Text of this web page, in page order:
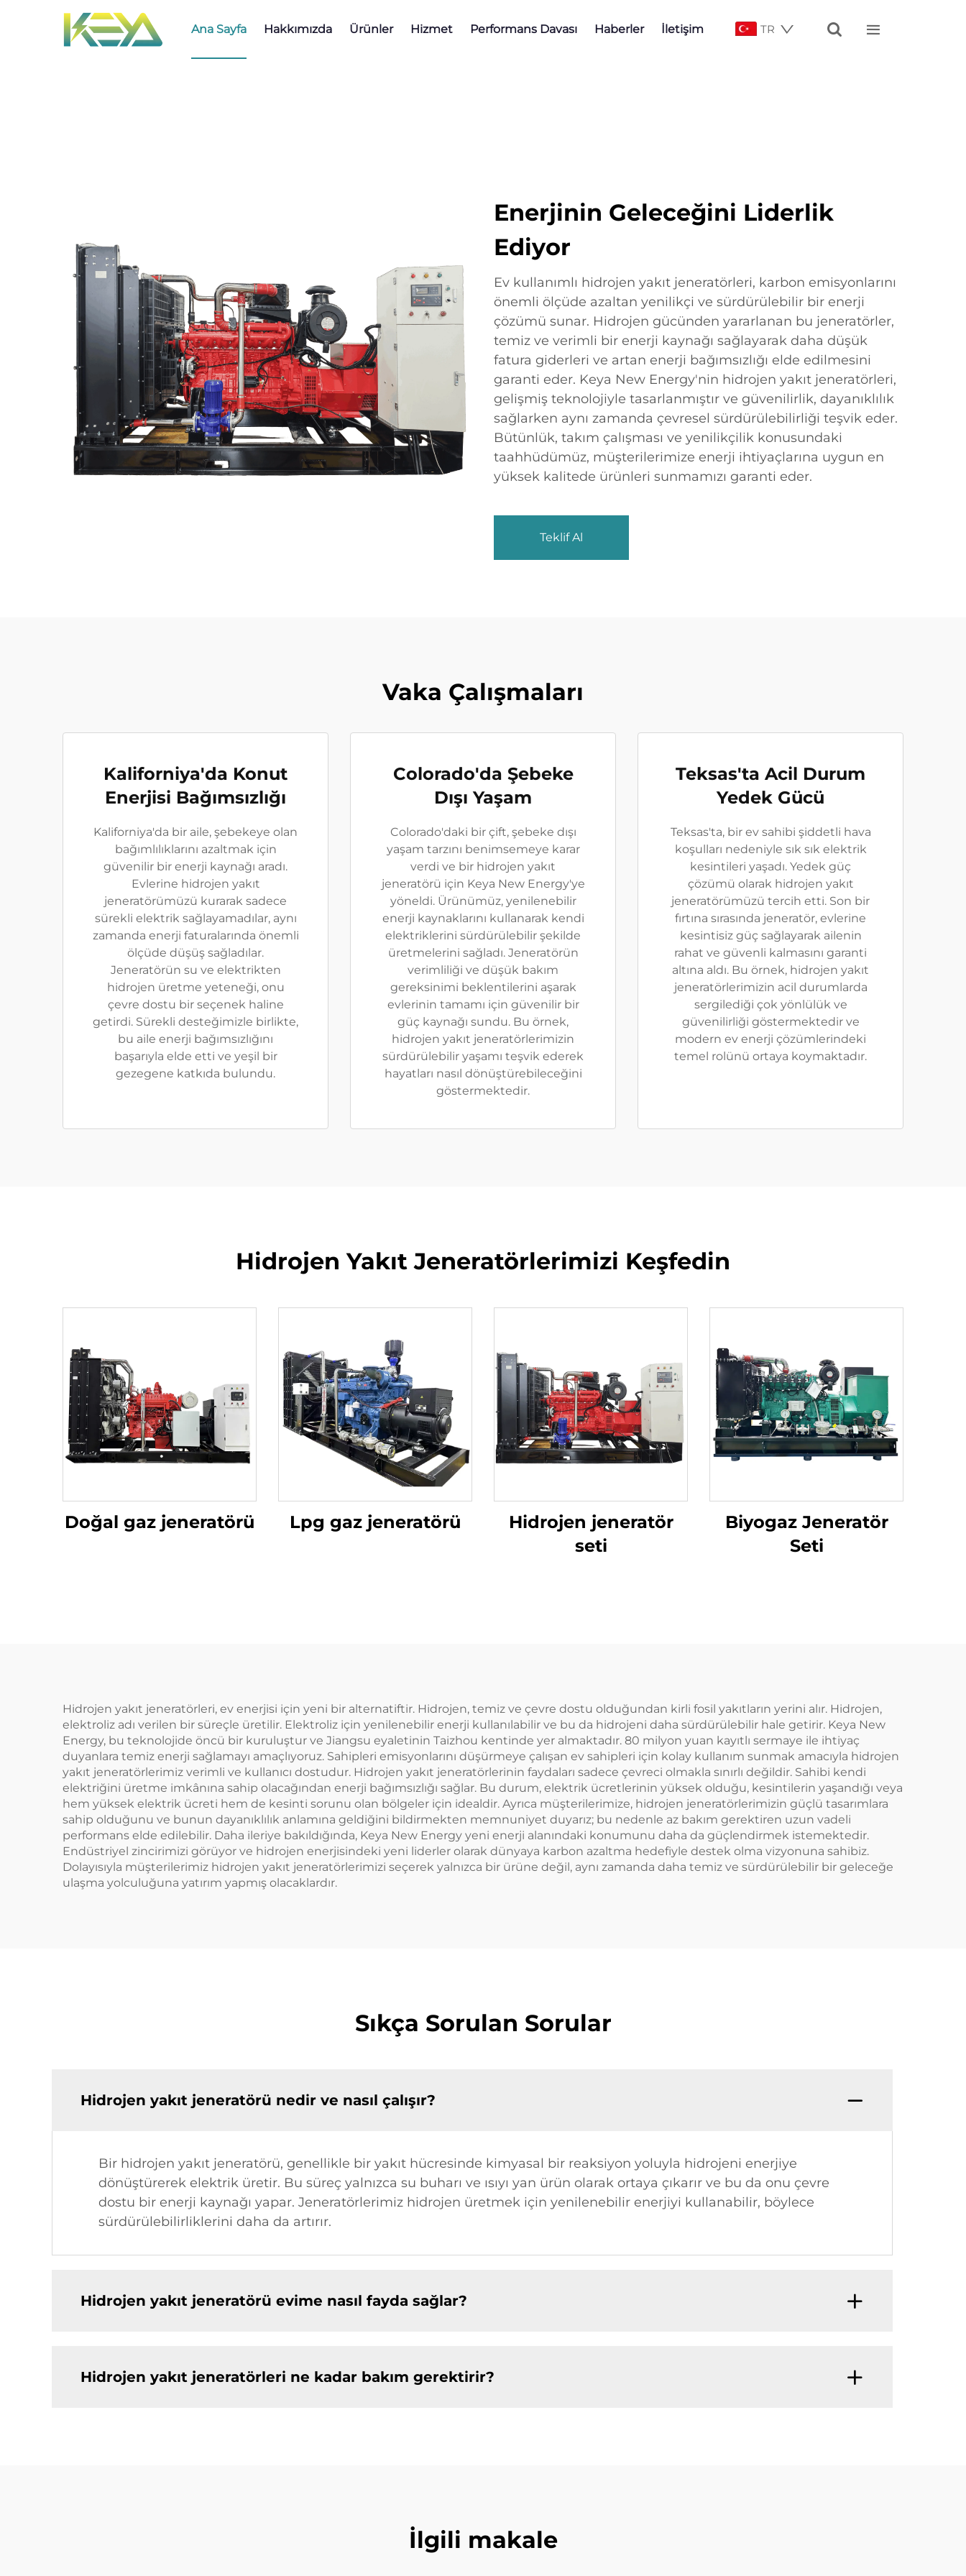
Ana Sayfa Hakkımızda Ürünler Hizmet Performans Davası Haberler İletişim TR  
Enerjinin Geleceğini Liderlik
Ediyor
Ev kullanımlı hidrojen yakıt jeneratörleri, karbon emisyonlarını
önemli ölçüde azaltan yenilikçi ve sürdürülebilir bir enerji
çözümü sunar. Hidrojen gücünden yararlanan bu jeneratörler,
temiz ve verimli bir enerji kaynağı sağlayarak daha düşük
fatura giderleri ve artan enerji bağımsızlığı elde edilmesini
garanti eder. Keya New Energy'nin hidrojen yakıt jeneratörleri,
gelişmiş teknolojiyle tasarlanmıştır ve güvenilirlik, dayanıklılık
sağlarken aynı zamanda çevresel sürdürülebilirliği teşvik eder.
Bütünlük, takım çalışması ve yenilikçilik konusundaki
taahhüdümüz, müşterilerimize enerji ihtiyaçlarına uygun en
yüksek kalitede ürünleri sunmamızı garanti eder.
Teklif Al
Vaka Çalışmaları
Kaliforniya'da Konut
Enerjisi Bağımsızlığı
Kaliforniya'da bir aile, şebekeye olan
bağımlılıklarını azaltmak için
güvenilir bir enerji kaynağı aradı.
Evlerine hidrojen yakıt
jeneratörümüzü kurarak sadece
sürekli elektrik sağlayamadılar, aynı
zamanda enerji faturalarında önemli
ölçüde düşüş sağladılar.
Jeneratörün su ve elektrikten
hidrojen üretme yeteneği, onu
çevre dostu bir seçenek haline
getirdi. Sürekli desteğimizle birlikte,
bu aile enerji bağımsızlığını
başarıyla elde etti ve yeşil bir
gezegene katkıda bulundu.
Colorado'da Şebeke
Dışı Yaşam
Colorado'daki bir çift, şebeke dışı
yaşam tarzını benimsemeye karar
verdi ve bir hidrojen yakıt
jeneratörü için Keya New Energy'ye
yöneldi. Ürünümüz, yenilenebilir
enerji kaynaklarını kullanarak kendi
elektriklerini sürdürülebilir şekilde
üretmelerini sağladı. Jeneratörün
verimliliği ve düşük bakım
gereksinimi beklentilerini aşarak
evlerinin tamamı için güvenilir bir
güç kaynağı sundu. Bu örnek,
hidrojen yakıt jeneratörlerimizin
sürdürülebilir yaşamı teşvik ederek
hayatları nasıl dönüştürebileceğini
göstermektedir.
Teksas'ta Acil Durum
Yedek Gücü
Teksas'ta, bir ev sahibi şiddetli hava
koşulları nedeniyle sık sık elektrik
kesintileri yaşadı. Yedek güç
çözümü olarak hidrojen yakıt
jeneratörümüzü tercih etti. Son bir
fırtına sırasında jeneratör, evlerine
kesintisiz güç sağlayarak ailenin
rahat ve güvenli kalmasını garanti
altına aldı. Bu örnek, hidrojen yakıt
jeneratörlerimizin acil durumlarda
sergilediği çok yönlülük ve
güvenilirliği göstermektedir ve
modern ev enerji çözümlerindeki
temel rolünü ortaya koymaktadır.
Hidrojen Yakıt Jeneratörlerimizi Keşfedin
Doğal gaz jeneratörü Lpg gaz jeneratörü
Hidrojen jeneratör
seti
Biyogaz Jeneratör
Seti
Hidrojen yakıt jeneratörleri, ev enerjisi için yeni bir alternatiftir. Hidrojen, temiz ve çevre dostu olduğundan kirli fosil yakıtların yerini alır. Hidrojen,
elektroliz adı verilen bir süreçle üretilir. Elektroliz için yenilenebilir enerji kullanılabilir ve bu da hidrojeni daha sürdürülebilir hale getirir. Keya New
Energy, bu teknolojide öncü bir kuruluştur ve Jiangsu eyaletinin Taizhou kentinde yer almaktadır. 80 milyon yuan kayıtlı sermaye ile ihtiyaç
duyanlara temiz enerji sağlamayı amaçlıyoruz. Sahipleri emisyonlarını düşürmeye çalışan ev sahipleri için kolay kullanım sunmak amacıyla hidrojen
yakıt jeneratörlerimiz verimli ve kullanıcı dostudur. Hidrojen yakıt jeneratörlerinin faydaları sadece çevreci olmakla sınırlı değildir. Sahibi kendi
elektriğini üretme imkânına sahip olacağından enerji bağımsızlığı sağlar. Bu durum, elektrik ücretlerinin yüksek olduğu, kesintilerin yaşandığı veya
hem yüksek elektrik ücreti hem de kesinti sorunu olan bölgeler için idealdir. Ayrıca müşterilerimize, hidrojen jeneratörlerimizin güçlü tasarımlara
sahip olduğunu ve bunun dayanıklılık anlamına geldiğini bildirmekten memnuniyet duyarız; bu nedenle az bakım gerektiren uzun vadeli
performans elde edilebilir. Daha ileriye bakıldığında, Keya New Energy yeni enerji alanındaki konumunu daha da güçlendirmek istemektedir.
Endüstriyel zincirimizi görüyor ve hidrojen enerjisindeki yeni liderler olarak dünyaya karbon azaltma hedefiyle destek olma vizyonuna sahibiz.
Dolayısıyla müşterilerimiz hidrojen yakıt jeneratörlerimizi seçerek yalnızca bir ürüne değil, aynı zamanda daha temiz ve sürdürülebilir bir geleceğe
ulaşma yolculuğuna yatırım yapmış olacaklardır.
Sıkça Sorulan Sorular
Hidrojen yakıt jeneratörü nedir ve nasıl çalışır?
Bir hidrojen yakıt jeneratörü, genellikle bir yakıt hücresinde kimyasal bir reaksiyon yoluyla hidrojeni enerjiye
dönüştürerek elektrik üretir. Bu süreç yalnızca su buharı ve ısıyı yan ürün olarak ortaya çıkarır ve bu da onu çevre
dostu bir enerji kaynağı yapar. Jeneratörlerimiz hidrojen üretmek için yenilenebilir enerjiyi kullanabilir, böylece
sürdürülebilirliklerini daha da artırır.
Hidrojen yakıt jeneratörü evime nasıl fayda sağlar?
Hidrojen yakıt jeneratörleri ne kadar bakım gerektirir?
İlgili makale